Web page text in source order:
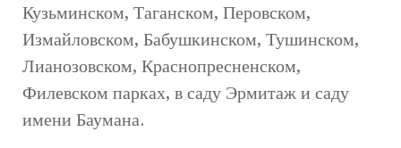
Кузьминском, Таганском, Перовском,
Измайловском, Бабушкинском, Тушинском,
Лианозовском, Краснопресненском,
Филевском парках, в саду Эрмитаж и саду
имени Баумана.